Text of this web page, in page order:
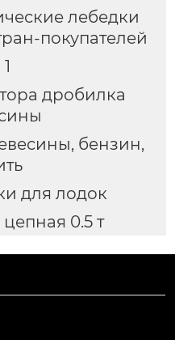
лебедки
покупателей
дробилка
бензин,
для лодок
0.5 т